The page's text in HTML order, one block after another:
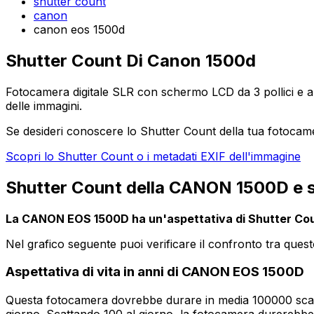
canon
canon eos 1500d
Shutter Count Di Canon 1500d
Fotocamera digitale SLR con schermo LCD da 3 pollici
delle immagini.
Se desideri conoscere lo Shutter Count della tua
Scopri lo Shutter Count o i metadati EXIF dell'immagine
Shutter Count della CANON 1500D
La CANON EOS 1500D ha un'aspettativa di Shutter
Nel grafico seguente puoi verificare il confronto tra
Aspettativa di vita in anni di CANON EOS 1500D
Questa fotocamera dovrebbe durare in media 100000